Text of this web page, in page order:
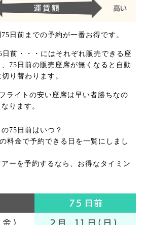
日前までの予約が一番お得です。
日前・・・にはそれぞれ販売できる座
75日前の販売座席が無くなると自動
り替わります。
ライトの安い座席は早い者勝ちなの
ります。
75日前はいつ？
料金で予約できる日を一覧にしまし
ーを予約するなら、お得なタイミン